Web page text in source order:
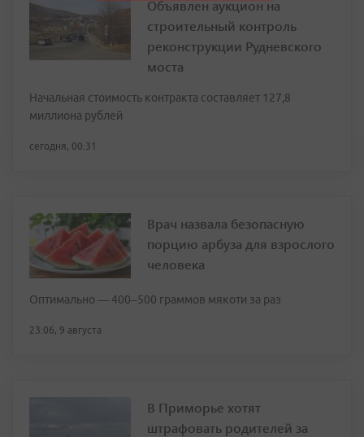
Объявлен аукцион на
строительный контроль
реконструкции Рудневского
моста
Начальная стоимость контракта составляет 127,8
миллиона рублей
сегодня, 00:31
Врач назвала безопасную
порцию арбуза для взрослого
человека
Оптимально — 400–500 граммов мякоти за раз
23:06, 9 августа
В Приморье хотят
штрафовать родителей за